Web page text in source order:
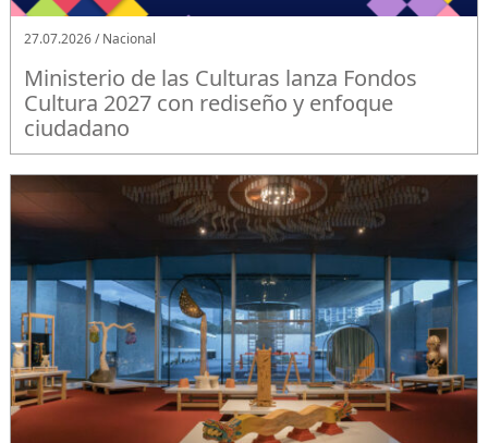
27.07.2026 / Nacional
Ministerio de las Culturas lanza Fondos
Cultura 2027 con rediseño y enfoque
ciudadano